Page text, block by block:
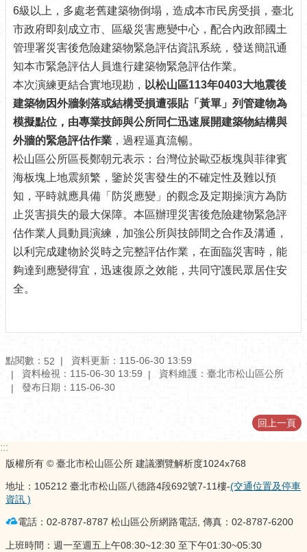
識
松
山
為
民
務
鄰
里
資
訊
政
資
訊
公
開
資
訊
網
（The
光
休
閒
網
6級以上，多處老舊建築物倒塌，造成本市民房受損，臺北
市政府即刻成立市、區級災害應變中心，配合內政部國土
管理署災害後危險建築物緊急評估資訊系統，發送簡訊通
知本市緊急評估人員進行建築物緊急評估作業。
本次演練更結合實地現勘， 以松山區113年0403大地震後
建築物因外牆剝落或結構受損遭張貼「黃單」列管建物為
模擬點位，由專業技師與公所同仁迅速展開建築物結構與
外牆的緊急評估作業 ，過程逼真流暢。
松山區公所區長鄭朝元表示：台灣位於歐亞板塊與菲律賓
海板塊上地震頻繁，鑒於災害發生的不確定性及難以預
知，平時就應具備「防災應變」的觀念及定期操演方為防
止災害損失的最大保障。本區辦理災害後危險建物緊急評
估作業人員動員演練，加強公所與技師間之合作及溝通，
以利完成建物於災時之完整評估作業，在面臨災害時，能
夠達到應變得宜，迅速復原之效能，共同守護民眾居住安
全。
點閱數： 52
資料更新：115-06-30 13:59
資料檢視：115-06-30 13:59
資料維護：臺北市松山區公所
發布日期：115-06-30
回上一頁
:::
版權所有 © 臺北市松山區公所 建議瀏覽解析度1024x768
地址：105212 臺北市松山區八德路4段692號7-11樓-(交通位置及停車
資訊 )
電話：02-8787-8787 松山區公所網路電話, 傳真：02-8787-6200
上班時間：週一至週五上午08:30~12:30 至下午01:30~05:30